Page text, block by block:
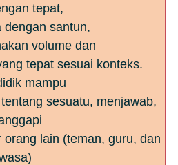
tepat,
dengan santun,
volume dan
tepat sesuai konteks.
mampu
sesuatu, menjawab,
orang lain (teman, guru, dan